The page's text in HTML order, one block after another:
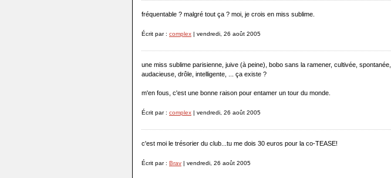
fréquentable ? malgré tout ça ? moi, je crois en miss sublime.
Écrit par : complex | vendredi, 26 août 2005
une miss sublime parisienne, juive (à peine), bobo sans la ramener, cultivée, spontanée,
audacieuse, drôle, intelligente, ... ça existe ?
m'en fous, c'est une bonne raison pour entamer un tour du monde.
Écrit par : complex | vendredi, 26 août 2005
c'est moi le trésorier du club...tu me dois 30 euros pour la co-TEASE!
Écrit par : Brav | vendredi, 26 août 2005